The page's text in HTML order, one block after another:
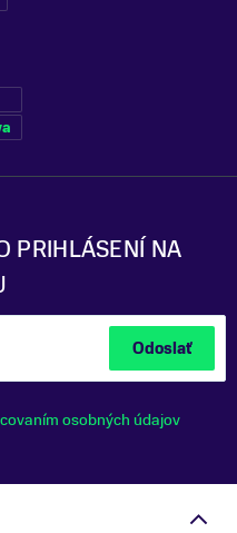
PRIHLÁSENÍ NA
Odoslať
osobných údajov